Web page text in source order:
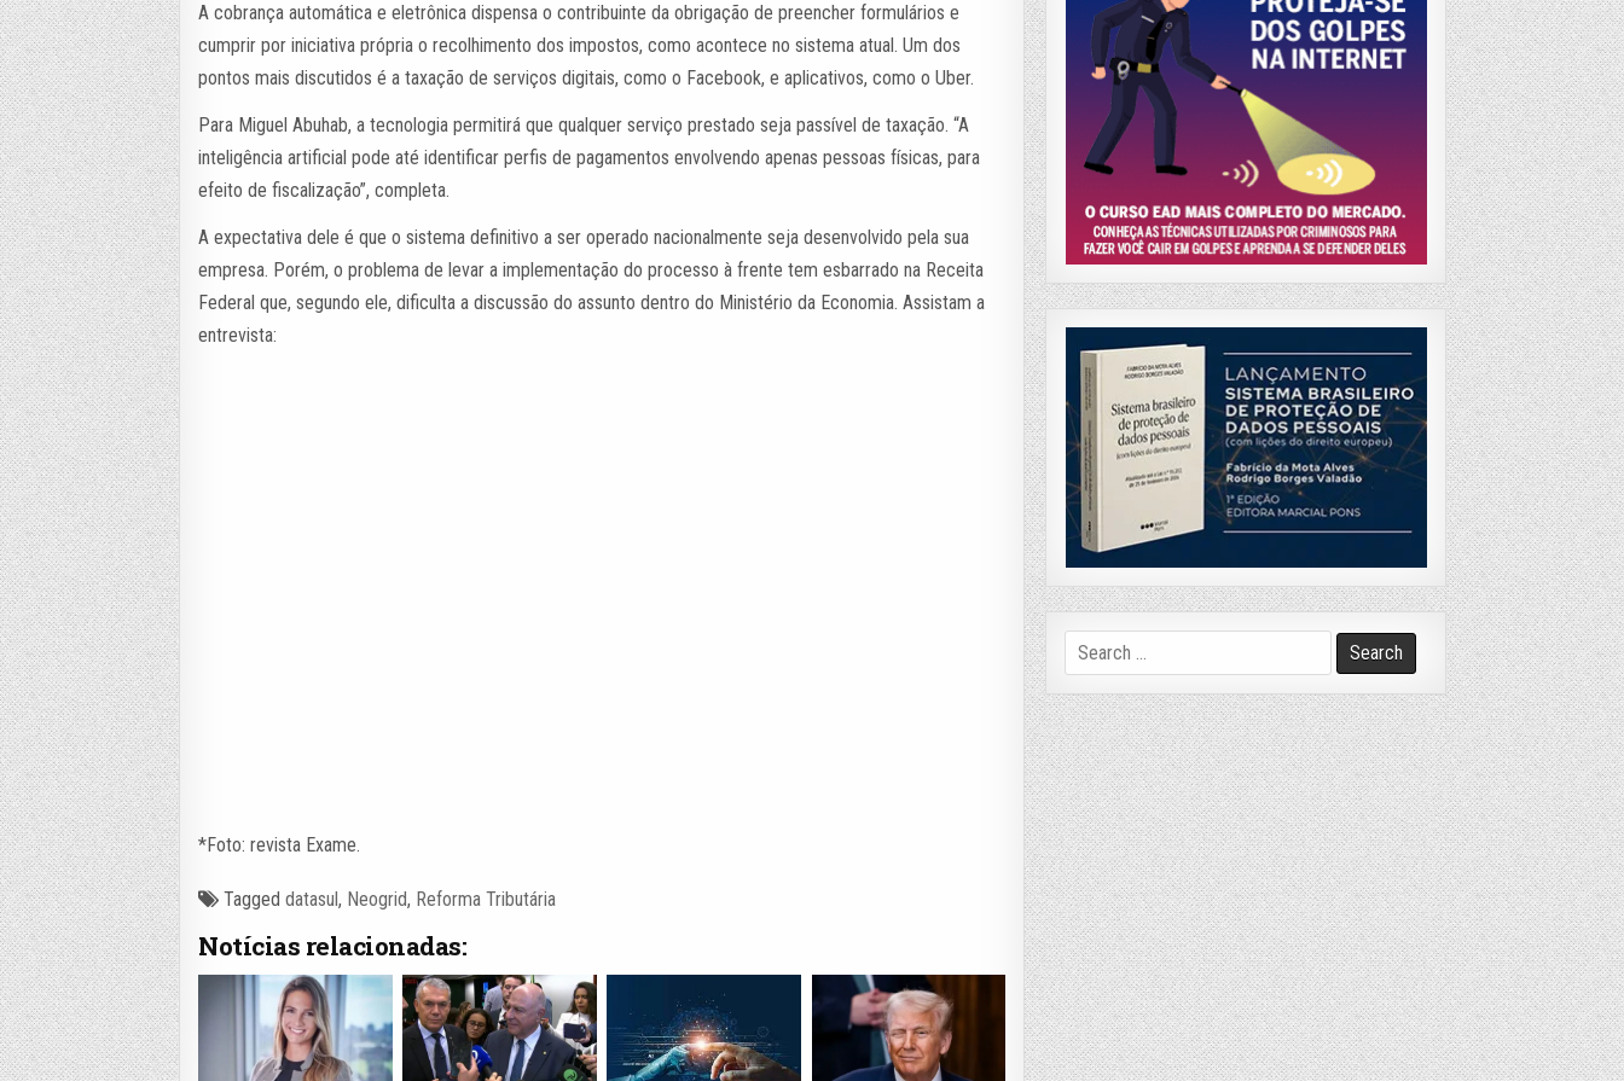
A cobrança automática e eletrônica dispensa o contribuinte da obrigação de preencher formulários e
cumprir por iniciativa própria o recolhimento dos impostos, como acontece no sistema atual. Um dos
pontos mais discutidos é a taxação de serviços digitais, como o Facebook, e aplicativos, como o Uber.
Para Miguel Abuhab, a tecnologia permitirá que qualquer serviço prestado seja passível de taxação. “A
inteligência artificial pode até identificar perfis de pagamentos envolvendo apenas pessoas físicas, para
efeito de fiscalização”, completa.
A expectativa dele é que o sistema definitivo a ser operado nacionalmente seja desenvolvido pela sua
empresa. Porém, o problema de levar a implementação do processo à frente tem esbarrado na Receita
Federal que, segundo ele, dificulta a discussão do assunto dentro do Ministério da Economia. Assistam a
entrevista:
*Foto: revista Exame.
Taggeddatasul, Neogrid, Reforma Tributária
Notícias relacionadas:
Search
for: